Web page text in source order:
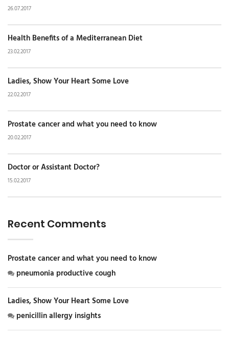
26.07.2017
Health Benefits of a Mediterranean Diet
23.02.2017
Ladies, Show Your Heart Some Love
22.02.2017
Prostate cancer and what you need to know
20.02.2017
Doctor or Assistant Doctor?
15.02.2017
Recent Comments
Prostate cancer and what you need to know
pneumonia productive cough
Ladies, Show Your Heart Some Love
penicillin allergy insights